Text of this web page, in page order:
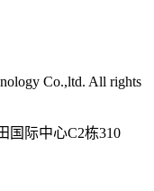
Co.,ltd. All rights
国际中心C2栋310